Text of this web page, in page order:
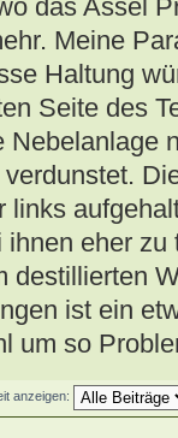
das Assel
Meine
Haltung
Seite des
links
eher
destillierten
ist ein
um so
anzeigen: